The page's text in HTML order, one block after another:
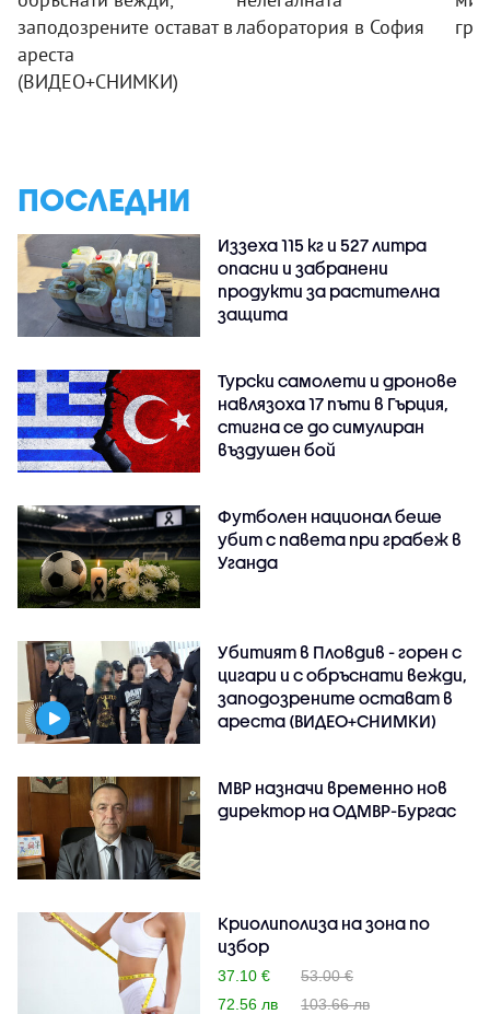
заподозрените остават в
ареста
(ВИДЕО+СНИМКИ)
лаборатория в София
ПОСЛЕДНИ
Иззеха 115 кг и 527 литра
опасни и забранени
продукти за растителна
защита
Турски самолети и дронове
навлязоха 17 пъти в Гърция,
стигна се до симулиран
въздушен бой
Футболен национал беше
убит с павета при грабеж в
Уганда
Убитият в Пловдив - горен с
цигари и с обръснати вежди,
заподозрените остават в
ареста (ВИДЕО+СНИМКИ)
МВР назначи временно нов
директор на ОДМВР-Бургас
Криолиполиза на зона по
избор
37.10 €
53.00 €
72.56 лв
103.66 лв